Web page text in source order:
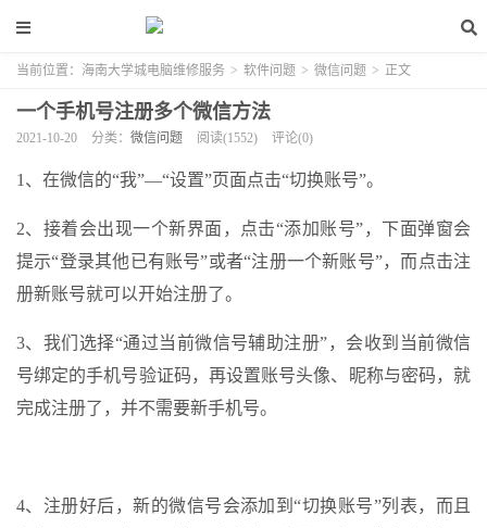
当前位置： 海南大学城电脑维修服务 > 软件问题 > 微信问题 > 正文
一个手机号注册多个微信方法
2021-10-20 分类： 微信问题 阅读(1552) 评论(0)
1、在微信的“我”—“设置”页面点击“切换账号”。
2、接着会出现一个新界面，点击“添加账号”，下面弹窗会
提示“登录其他已有账号”或者“注册一个新账号”，而点击注
册新账号就可以开始注册了。
3、我们选择“通过当前微信号辅助注册”，会收到当前微信
号绑定的手机号验证码，再设置账号头像、昵称与密码，就
完成注册了，并不需要新手机号。
4、注册好后，新的微信号会添加到“切换账号”列表，而且